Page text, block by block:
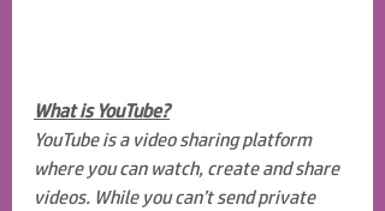
What is YouTube?
YouTube is a video sharing platform
where you can watch, create and share
videos. While you can’t send private